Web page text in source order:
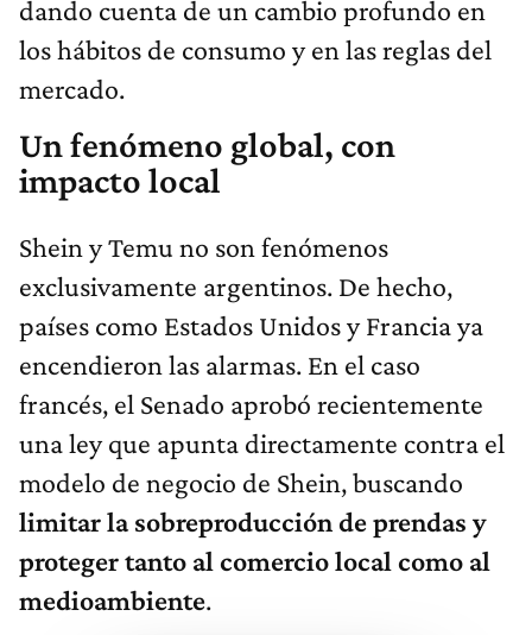
dando cuenta de un cambio profundo en
los hábitos de consumo y en las reglas del
mercado.
Un fenómeno global, con
impacto local
Shein y Temu no son fenómenos
exclusivamente argentinos. De hecho,
países como Estados Unidos y Francia ya
encendieron las alarmas. En el caso
francés, el Senado aprobó recientemente
una ley que apunta directamente contra el
modelo de negocio de Shein, buscando
limitar la sobreproducción de prendas y
proteger tanto al comercio local como al
medioambiente.